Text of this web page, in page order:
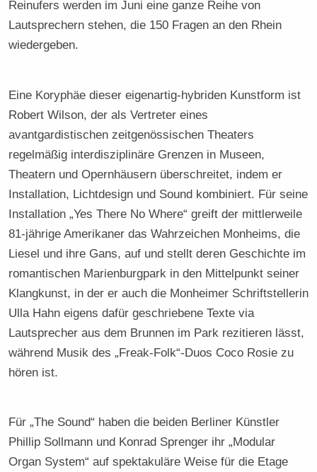
Reinufers werden im Juni eine ganze Reihe von
Lautsprechern stehen, die 150 Fragen an den Rhein
wiedergeben.
Eine Koryphäe dieser eigenartig-hybriden Kunstform ist
Robert Wilson, der als Vertreter eines
avantgardistischen zeitgenössischen Theaters
regelmäßig interdisziplinäre Grenzen in Museen,
Theatern und Opernhäusern überschreitet, indem er
Installation, Lichtdesign und Sound kombiniert. Für seine
Installation „Yes There No Where“ greift der mittlerweile
81-jährige Amerikaner das Wahrzeichen Monheims, die
Liesel und ihre Gans, auf und stellt deren Geschichte im
romantischen Marienburgpark in den Mittelpunkt seiner
Klangkunst, in der er auch die Monheimer Schriftstellerin
Ulla Hahn eigens dafür geschriebene Texte via
Lautsprecher aus dem Brunnen im Park rezitieren lässt,
während Musik des „Freak-Folk“-Duos Coco Rosie zu
hören ist.
Für „The Sound“ haben die beiden Berliner Künstler
Phillip Sollmann und Konrad Sprenger ihr „Modular
Organ System“ auf spektakuläre Weise für die Etage